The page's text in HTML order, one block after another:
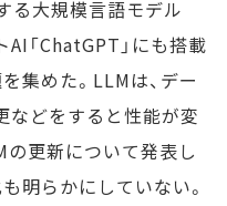
る大規模言語モデル
AI「ChatGPT」にも搭載
集めた。LLMは、デー
などをすると性能が変
の更新について発表し
明らかにしていない。